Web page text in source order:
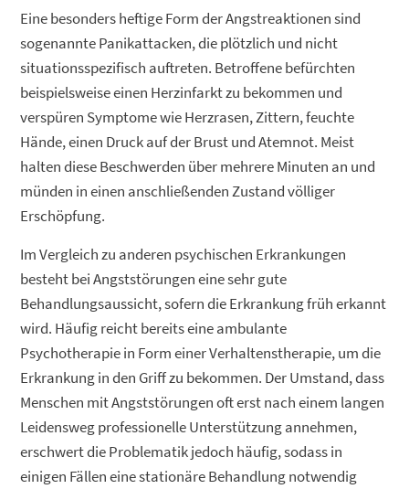
Eine besonders heftige Form der Angstreaktionen sind
sogenannte Panikattacken, die plötzlich und nicht
situationsspezifisch auftreten. Betroffene befürchten
beispielsweise einen Herzinfarkt zu bekommen und
verspüren Symptome wie Herzrasen, Zittern, feuchte
Hände, einen Druck auf der Brust und Atemnot. Meist
halten diese Beschwerden über mehrere Minuten an und
münden in einen anschließenden Zustand völliger
Erschöpfung.
Im Vergleich zu anderen psychischen Erkrankungen
besteht bei Angststörungen eine sehr gute
Behandlungsaussicht, sofern die Erkrankung früh erkannt
wird. Häufig reicht bereits eine ambulante
Psychotherapie in Form einer Verhaltenstherapie, um die
Erkrankung in den Griff zu bekommen. Der Umstand, dass
Menschen mit Angststörungen oft erst nach einem langen
Leidensweg professionelle Unterstützung annehmen,
erschwert die Problematik jedoch häufig, sodass in
einigen Fällen eine stationäre Behandlung notwendig